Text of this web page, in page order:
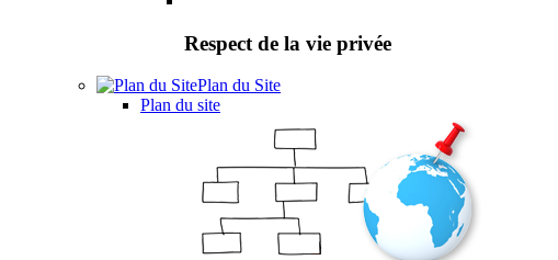
Respect de la vie privée
Plan du Site
Plan du site